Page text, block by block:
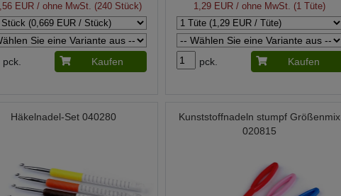
EUR / ohne MwSt. (240 Stück)
pck. Kaufen
1,29 EUR / ohne MwSt. (1 Tüte)
pck. Kaufen
Häkelnadel-Set 040280
Kunststoffnadeln stumpf Größenmix
020815